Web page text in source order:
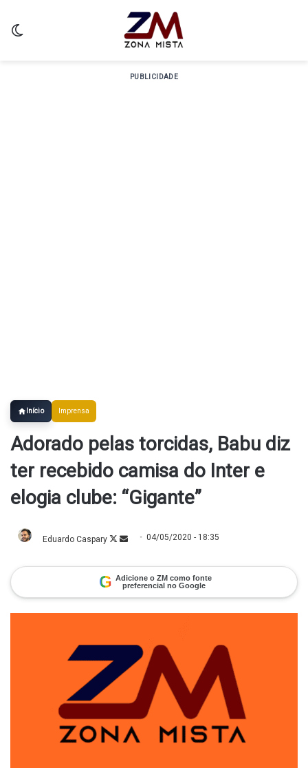
PUBLICIDADE
Início Imprensa
Adorado pelas torcidas, Babu diz
ter recebido camisa do Inter e
elogia clube: “Gigante”
Eduardo Caspary FollowMande
mail
04/05/2020 - 18:35
G Adicione o ZM como fonte
preferencial no Google